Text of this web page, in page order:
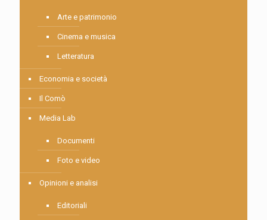
Arte e patrimonio
Cinema e musica
Letteratura
Economia e società
Il Comò
Media Lab
Documenti
Foto e video
Opinioni e analisi
Editoriali